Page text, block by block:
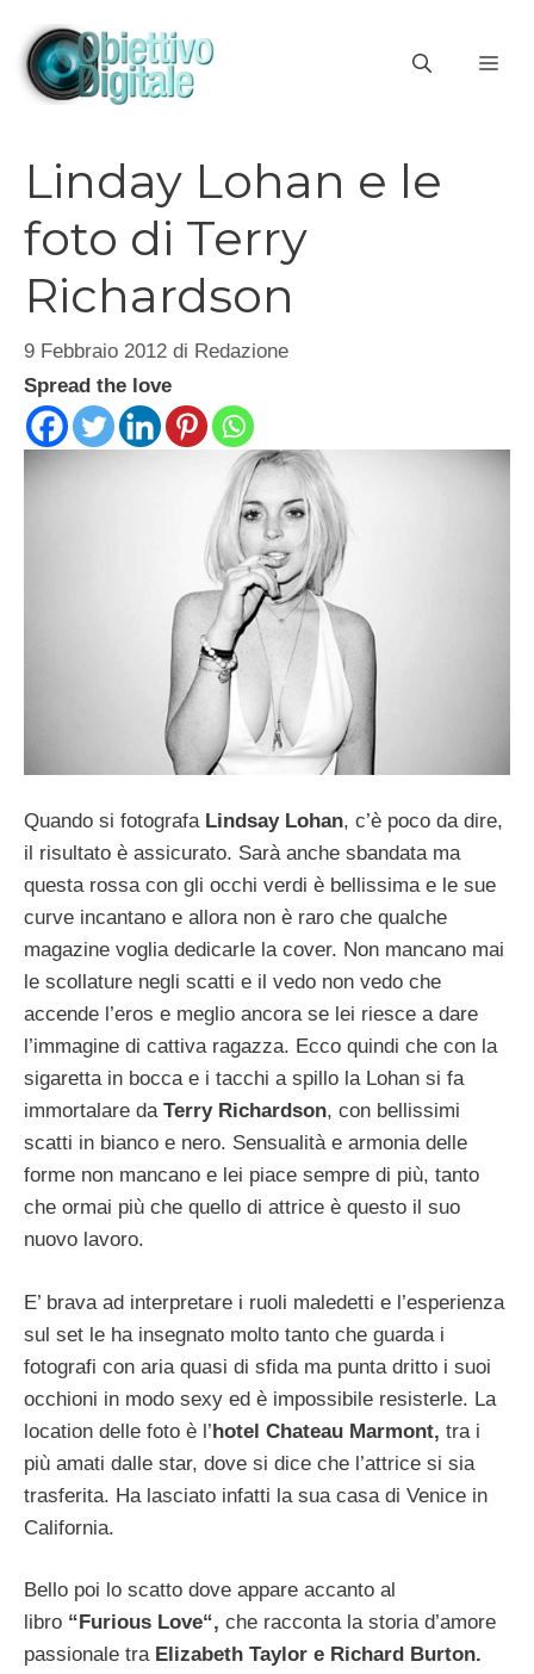
contenuto
Linday Lohan e le
foto di Terry
Richardson
9 Febbraio 2012 di Redazione
Spread the love
Quando si fotografa Lindsay Lohan, c’è poco da dire,
il risultato è assicurato. Sarà anche sbandata ma
questa rossa con gli occhi verdi è bellissima e le sue
curve incantano e allora non è raro che qualche
magazine voglia dedicarle la cover. Non mancano mai
le scollature negli scatti e il vedo non vedo che
accende l’eros e meglio ancora se lei riesce a dare
l’immagine di cattiva ragazza. Ecco quindi che con la
sigaretta in bocca e i tacchi a spillo la Lohan si fa
immortalare da Terry Richardson, con bellissimi
scatti in bianco e nero. Sensualità e armonia delle
forme non mancano e lei piace sempre di più, tanto
che ormai più che quello di attrice è questo il suo
nuovo lavoro.
E’ brava ad interpretare i ruoli maledetti e l’esperienza
sul set le ha insegnato molto tanto che guarda i
fotografi con aria quasi di sfida ma punta dritto i suoi
occhioni in modo sexy ed è impossibile resisterle. La
location delle foto è l’hotel Chateau Marmont, tra i
più amati dalle star, dove si dice che l’attrice si sia
trasferita. Ha lasciato infatti la sua casa di Venice in
California.
Bello poi lo scatto dove appare accanto al
libro “Furious Love“, che racconta la storia d’amore
passionale tra Elizabeth Taylor e Richard Burton.